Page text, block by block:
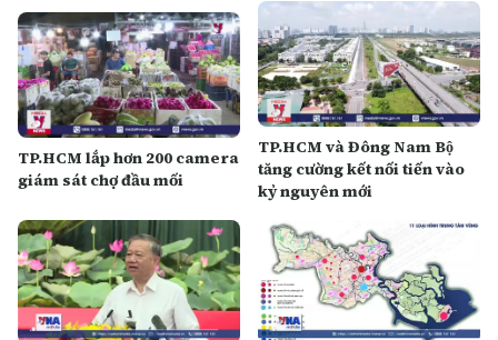
TP.HCM lắp hơn 200 camera
giám sát chợ đầu mối
TP.HCM và Đông Nam Bộ
tăng cường kết nối tiến vào
kỷ nguyên mới